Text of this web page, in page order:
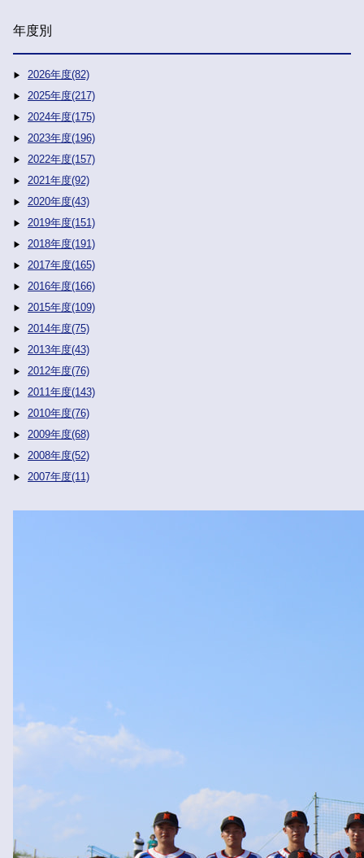
年度別
2026年度(82)
2025年度(217)
2024年度(175)
2023年度(196)
2022年度(157)
2021年度(92)
2020年度(43)
2019年度(151)
2018年度(191)
2017年度(165)
2016年度(166)
2015年度(109)
2014年度(75)
2013年度(43)
2012年度(76)
2011年度(143)
2010年度(76)
2009年度(68)
2008年度(52)
2007年度(11)